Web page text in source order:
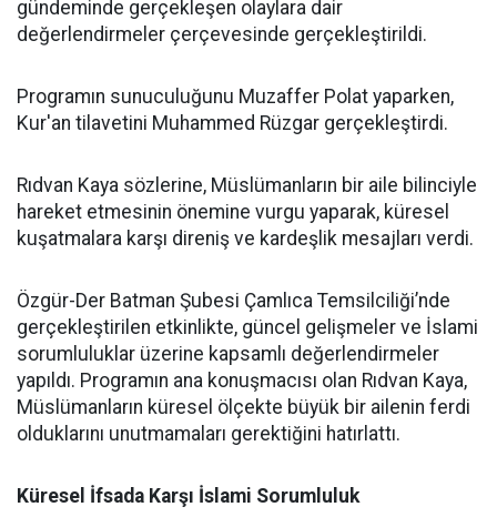
gündeminde gerçekleşen olaylara dair
değerlendirmeler çerçevesinde gerçekleştirildi.
Programın sunuculuğunu Muzaffer Polat yaparken,
Kur'an tilavetini Muhammed Rüzgar gerçekleştirdi.
Rıdvan Kaya sözlerine, Müslümanların bir aile bilinciyle
hareket etmesinin önemine vurgu yaparak, küresel
kuşatmalara karşı direniş ve kardeşlik mesajları verdi.
Özgür-Der Batman Şubesi Çamlıca Temsilciliği’nde
gerçekleştirilen etkinlikte, güncel gelişmeler ve İslami
sorumluluklar üzerine kapsamlı değerlendirmeler
yapıldı. Programın ana konuşmacısı olan Rıdvan Kaya,
Müslümanların küresel ölçekte büyük bir ailenin ferdi
olduklarını unutmamaları gerektiğini hatırlattı.
Küresel İfsada Karşı İslami Sorumluluk